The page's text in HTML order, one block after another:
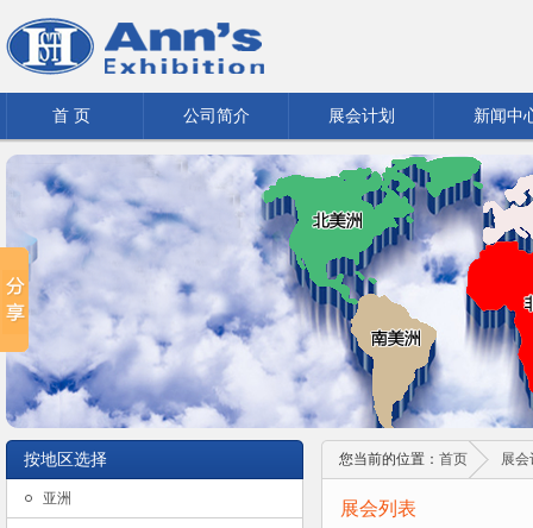
首 页 公司简介 展会计划 新闻中
按地区选择
亚洲
您当前的位置： 首页 展会
展会列表